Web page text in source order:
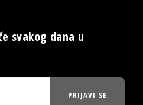
svakog dana u
PRIJAVI SE